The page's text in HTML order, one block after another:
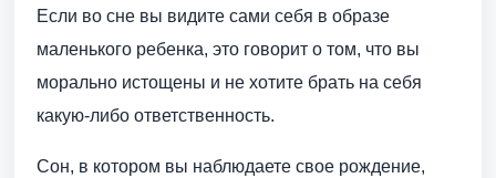
Если во сне вы видите сами себя в образе
маленького ребенка, это говорит о том, что вы
морально истощены и не хотите брать на себя
какую-либо ответственность.
Сон, в котором вы наблюдаете свое рождение,